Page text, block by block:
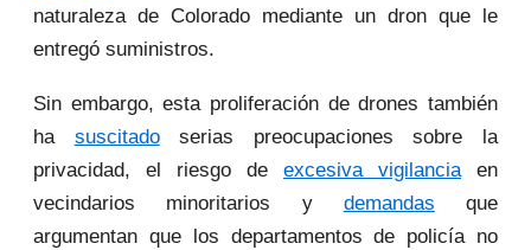
naturaleza de Colorado mediante un dron que le
entregó suministros.
Sin embargo, esta proliferación de drones también
ha suscitadoserias preocupaciones sobre la
privacidad, el riesgo de excesiva vigilanciaen
vecindarios minoritarios y demandas que
argumentan que los departamentos de policía no